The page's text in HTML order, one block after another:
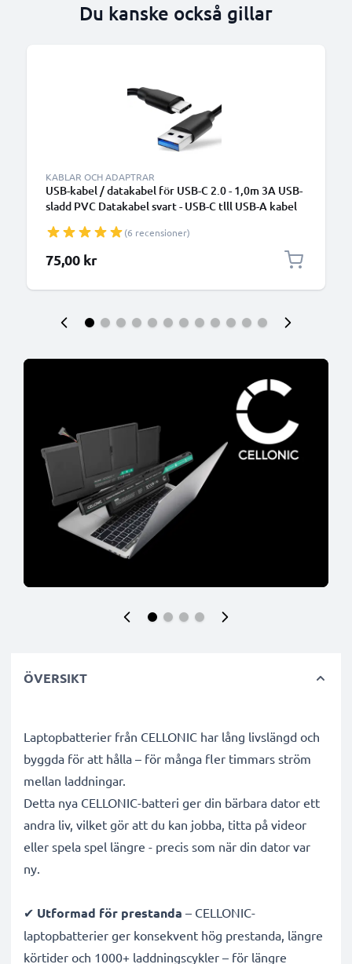
Du kanske också gillar
KABLAR OCH ADAPTRAR
USB-kabel / datakabel för USB-C 2.0 - 1,0m 3A USB-
sladd PVC Datakabel svart - USB-C tlll USB-A kabel
(6 recensioner)
75,00 kr
ÖVERSIKT
Laptopbatterier från CELLONIC har lång livslängd och
byggda för att hålla – för många fler timmars ström
mellan laddningar.
Detta nya CELLONIC-batteri ger din bärbara dator ett
andra liv, vilket gör att du kan jobba, titta på videor
eller spela spel längre - precis som när din dator var
ny.
✔ Utformad för prestanda – CELLONIC-
laptopbatterier ger konsekvent hög prestanda, längre
körtider och 1000+ laddningscykler – för längre